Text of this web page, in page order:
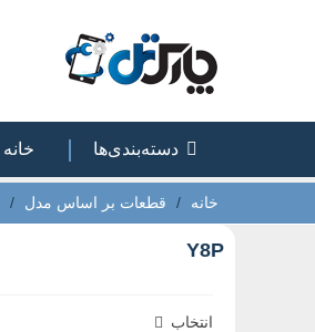
دسته‌بندی‌ها خانه
خانه / قطعات بر اساس مدل /
Y8P
انتخاب